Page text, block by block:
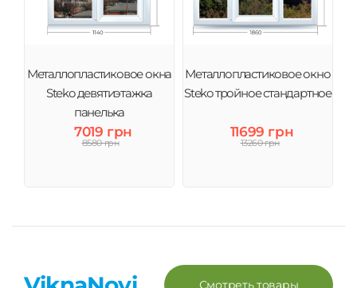
Металлопластиковое окна
Steko девятиэтажка
панелька
7019 грн
8580 грн
Металлопластиковое окно
Steko тройное стандартное
11699 грн
13260 грн
Смотреть товары